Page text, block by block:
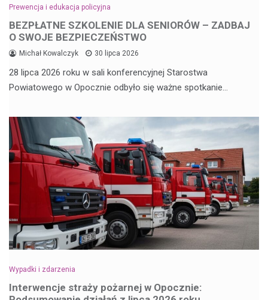
Prewencja i edukacja policyjna
BEZPŁATNE SZKOLENIE DLA SENIORÓW – ZADBAJ
O SWOJE BEZPIECZEŃSTWO
Michał Kowalczyk 30 lipca 2026
28 lipca 2026 roku w sali konferencyjnej Starostwa
Powiatowego w Opocznie odbyło się ważne spotkanie…
Wypadki i zdarzenia
Interwencje straży pożarnej w Opocznie: